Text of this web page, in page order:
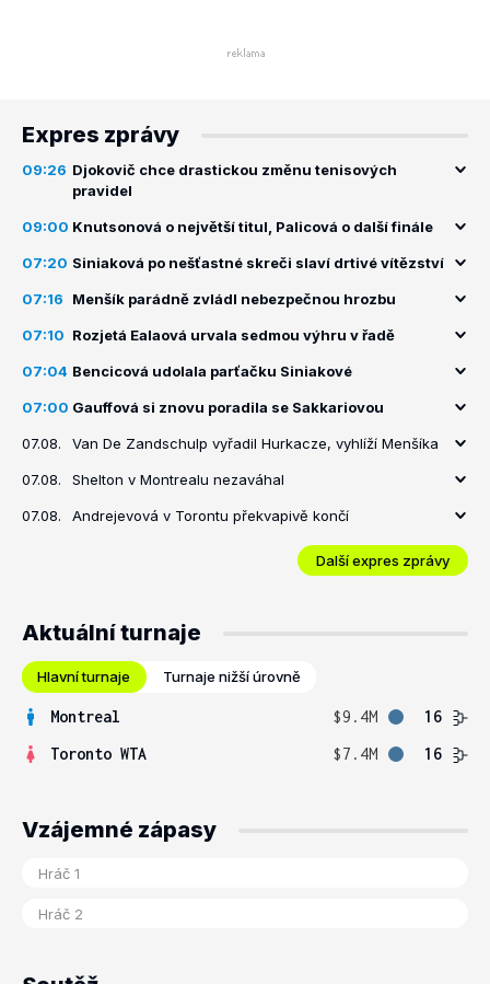
Expres zprávy
09:26 Djokovič chce drastickou změnu tenisových
pravidel
09:00 Knutsonová o největší titul, Palicová o další finále
07:20 Siniaková po nešťastné skreči slaví drtivé vítězství
07:16 Menšík parádně zvládl nebezpečnou hrozbu
07:10 Rozjetá Ealaová urvala sedmou výhru v řadě
07:04 Bencicová udolala parťačku Siniakové
07:00 Gauffová si znovu poradila se Sakkariovou
07.08. Van De Zandschulp vyřadil Hurkacze, vyhlíží Menšíka
07.08. Shelton v Montrealu nezaváhal
07.08. Andrejevová v Torontu překvapivě končí
Další expres zprávy
Aktuální turnaje
Hlavní turnaje Turnaje nižší úrovně
Montreal $9.4M
16
Toronto WTA
$7.4M 16
Vzájemné zápasy